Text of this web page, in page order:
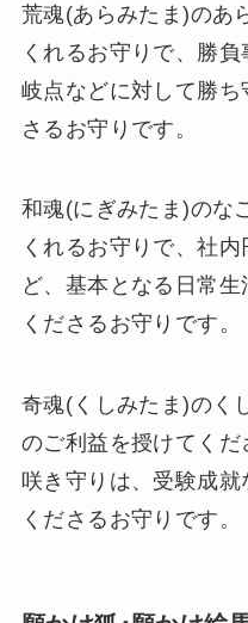
荒魂(あらみたま)のあ
くれるお守りで、勝
岐点などに対して勝
さるお守りです。
和魂(にぎみたま)のな
くれるお守りで、社
ど、基本となる日常
くださるお守りです。
奇魂(くしみたま)のく
のご利益を授けてく
咲き守りは、受験成
くださるお守りです。